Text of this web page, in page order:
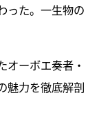
った。一生物の
オーボエ奏者・
魅力を徹底解剖